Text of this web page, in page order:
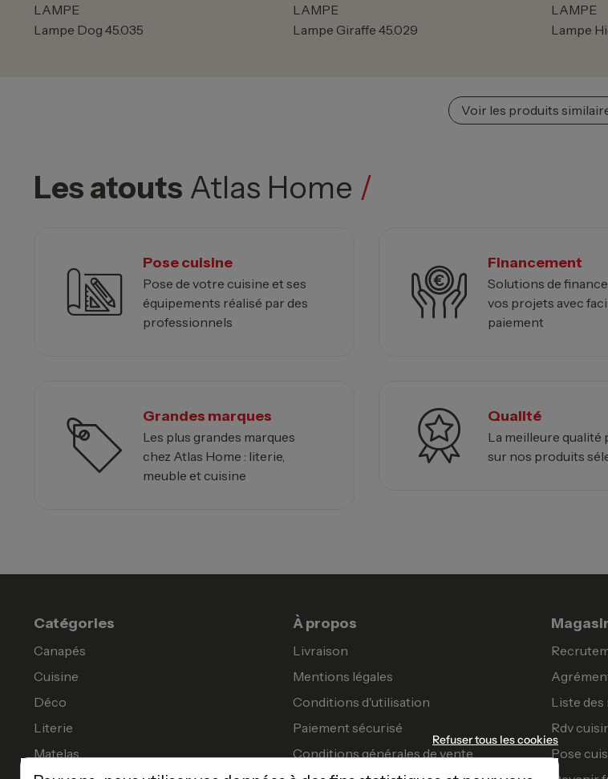
LAMPE
Lampe Dog 45.035
LAMPE
Lampe Giraffe 45.029
LAMPE
Lampe
Voir les produits
Les atouts Atlas Home /
Pose cuisine
Pose de votre cuisine et ses
équipements réalisé par des
professionnels
Financement
Solutions de
vos projets avec
paiement
Grandes marques
Les plus grandes marques
chez Atlas Home : literie,
meuble et cuisine
Qualité
La meilleure qualité
sur nos produits
Catégories
Canapés
Cuisine
Déco
Literie
Matelas
À propos
Livraison
Mentions légales
Conditions d'utilisation
Paiement sécurisé
Conditions générales de vente
Liste des
Rdv
Pose
Refuser tous les cookies